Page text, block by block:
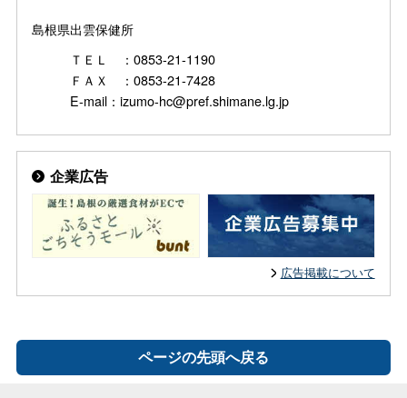
島根県出雲保健所
ＴＥＬ ：0853-21-1190
ＦＡＸ ：0853-21-7428
E-mail：izumo-hc@pref.shimane.lg.jp
企業広告
広告掲載について
ページの先頭へ戻る